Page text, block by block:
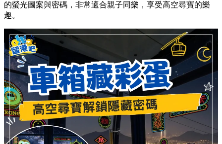
的螢光圖案與密碼，非常適合親子同樂，享受高空尋寶的樂
趣。